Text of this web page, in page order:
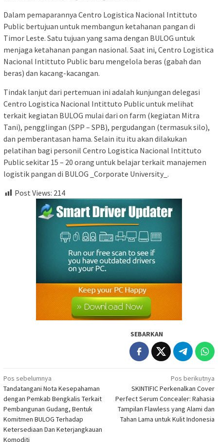
Dalam pemaparannya Centro Logistica Nacional Intittuto
Public bertujuan untuk membangun ketahanan pangan di
Timor Leste. Satu tujuan yang sama dengan BULOG untuk
menjaga ketahanan pangan nasional. Saat ini, Centro Logistica
Nacional Intittuto Public baru mengelola beras (gabah dan
beras) dan kacang-kacangan.
Tindak lanjut dari pertemuan ini adalah kunjungan delegasi
Centro Logistica Nacional Intittuto Public untuk melihat
terkait kegiatan BULOG mulai dari on farm (kegiatan Mitra
Tani), pengglingan (SPP – SPB), pergudangan (termasuk silo),
dan pemberantasan hama. Selain itu itu akan dilakukan
pelatihan bagi personil Centro Logistica Nacional Intittuto
Public sekitar 15 – 20 orang untuk belajar terkait manajemen
logistik pangan di BULOG _Corporate University_.
Post Views: 214
SEBARKAN
Navigasi
pos
Pos sebelumnya
Tandatangani Nota Kesepahaman
dengan Pemkab Bengkalis Terkait
Pembangunan Gudang, Bentuk
Komitmen BULOG Terhadap
Ketersediaan Dan Keterjangkauan
Komoditi
Pos berikutnya
SKINTIFIC Perkenalkan Cover
Perfect Serum Concealer: Rahasia
Tampilan Flawless yang Alami dan
Tahan Lama untuk Kulit Indonesia